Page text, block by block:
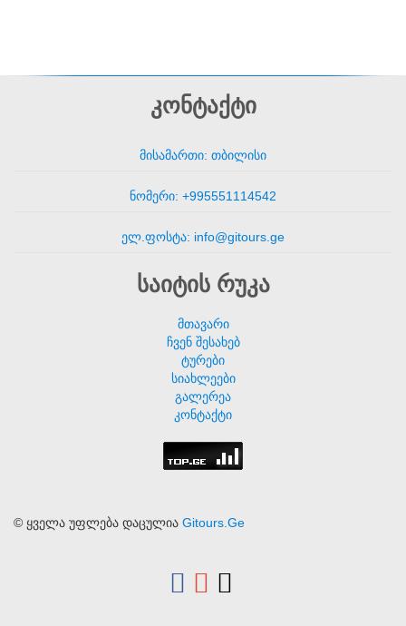
კონტაქტი
მისამართი: თბილისი
ნომერი: +995551114542
ელ.ფოსტა: info@gitours.ge
საიტის რუკა
მთავარი
ჩვენ შესახებ
ტურები
სიახლეები
გალერეა
კონტაქტი
© ყველა უფლება დაცულია Gitours.Ge